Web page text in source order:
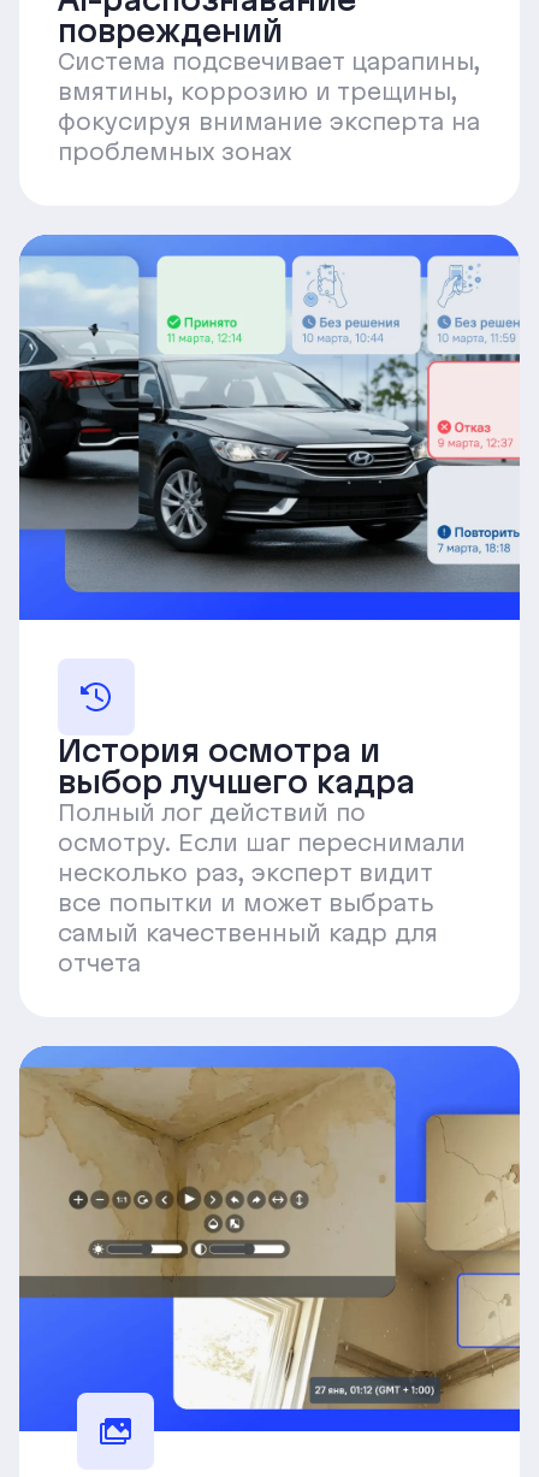
повреждений
Система подсвечивает царапины,
вмятины, коррозию и трещины,
фокусируя внимание эксперта на
проблемных зонах
История осмотра и
выбор лучшего кадра
Полный лог действий по
осмотру. Если шаг переснимали
несколько раз, эксперт видит
все попытки и может выбрать
самый качественный кадр для
отчета